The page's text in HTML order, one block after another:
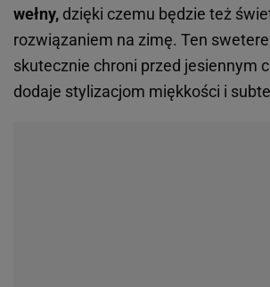
wełny, dzięki czemu będzie też
rozwiązaniem na zimę. Ten
skutecznie chroni przed jesiennym
dodaje stylizacjom miękkości i